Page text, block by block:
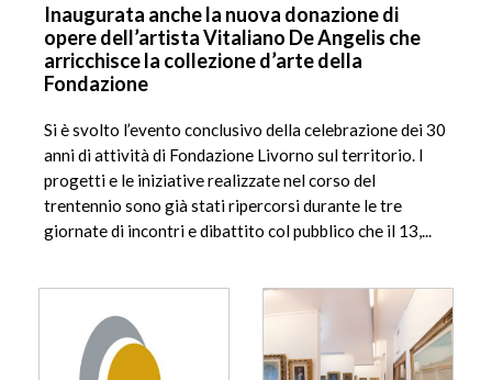
Inaugurata anche la nuova donazione di
opere dell’artista Vitaliano De Angelis che
arricchisce la collezione d’arte della
Fondazione
Si è svolto l’evento conclusivo della celebrazione dei 30
anni di attività di Fondazione Livorno sul territorio. I
progetti e le iniziative realizzate nel corso del
trentennio sono già stati ripercorsi durante le tre
giornate di incontri e dibattito col pubblico che il 13,...